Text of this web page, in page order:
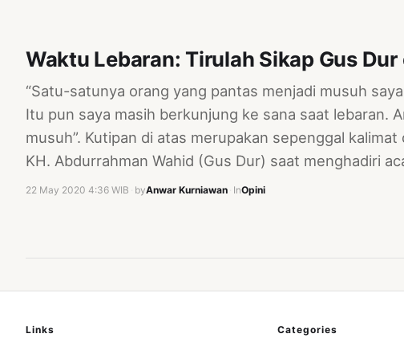
Waktu Lebaran: Tirulah Sikap Gus
“Satu-satunya orang yang pantas menjadi musuh
Itu pun saya masih berkunjung ke sana saat lebaran.
musuh”. Kutipan di atas merupakan sepenggal
KH. Abdurrahman Wahid (Gus Dur) saat menghadiri
22 May 2020 4:36 WIB byAnwar Kurniawan InOpini
Links Categories